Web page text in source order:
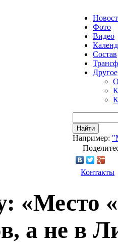
Фото
Видео
Состав
Другое
Найти
Например:
Контакты
«Место
а не в